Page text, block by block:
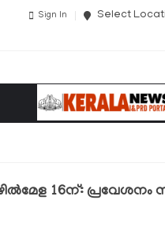
Sign In Select
16ന്: പ്രവേശനം